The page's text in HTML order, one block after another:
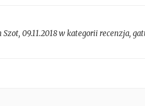
Szot, 09.11.2018 w kategoriirecenzja,